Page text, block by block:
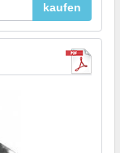
kaufen